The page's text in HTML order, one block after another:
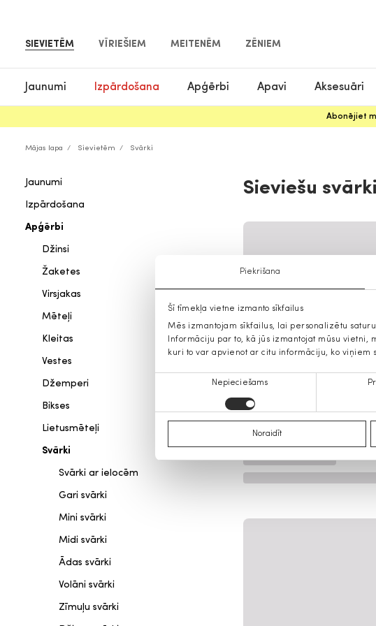
Piekrišana
Šī tīmekļa vietne izmanto sīkfailus
Mēs izmantojam sīkfailus, lai personalizētu
Informāciju par to, kā jūs izmantojat mūsu
kuri to var apvienot ar citu informāciju, ko viņiem
Nepieciešams
Noraidīt
SIEVIETĒM VĪRIEŠIEM MEITENĒM ZĒNIEM
Jaunumi Izpārdošana Apģērbi Apavi Aksesuāri
Abonējiet
Mājas lapa Sievietēm Svārki
Jaunumi
Izpārdošana
Apģērbi
Džinsi
Žaketes
Virsjakas
Mēteļi
Kleitas
Vestes
Džemperi
Bikses
Lietusmēteļi
Svārki
Svārki ar ielocēm
Gari svārki
Mini svārki
Midi svārki
Ādas svārki
Volāni svārki
Zīmuļu svārki
Sieviešu svārki